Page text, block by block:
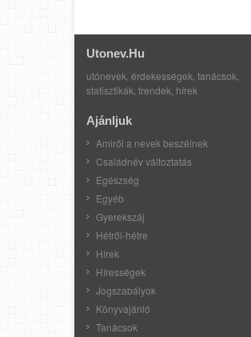
Utonev.hu
utónevek, érdekességek, tanácsok,
statisztikák, trendek, hírek
Ajánljuk
Amiről a nevek beszélnek
Családnév változtatás
Egészség
Egyéb
Gyerekszáj
Hétről-hétre
Hírek
Hírességek
Jogszabályok
Könyvajánló
Tanácsok